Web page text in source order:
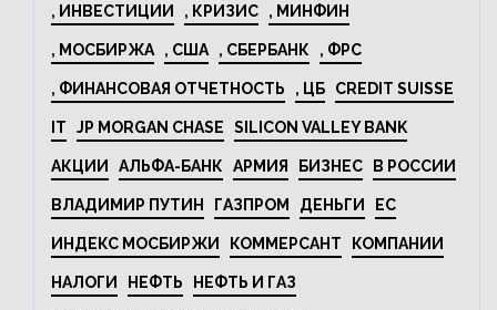
, ИНВЕСТИЦИИ , КРИЗИС , МИНФИН
, МОСБИРЖА , США , СБЕРБАНК , ФРС
, ФИНАНСОВАЯ ОТЧЕТНОСТЬ , ЦБ CREDIT SUISSE
IT JP MORGAN CHASE SILICON VALLEY BANK
АКЦИИ АЛЬФА-БАНК АРМИЯ БИЗНЕС В РОССИИ
ВЛАДИМИР ПУТИН ГАЗПРОМ ДЕНЬГИ ЕС
ИНДЕКС МОСБИРЖИ КОММЕРСАНТ КОМПАНИИ
НАЛОГИ НЕФТЬ НЕФТЬ И ГАЗ